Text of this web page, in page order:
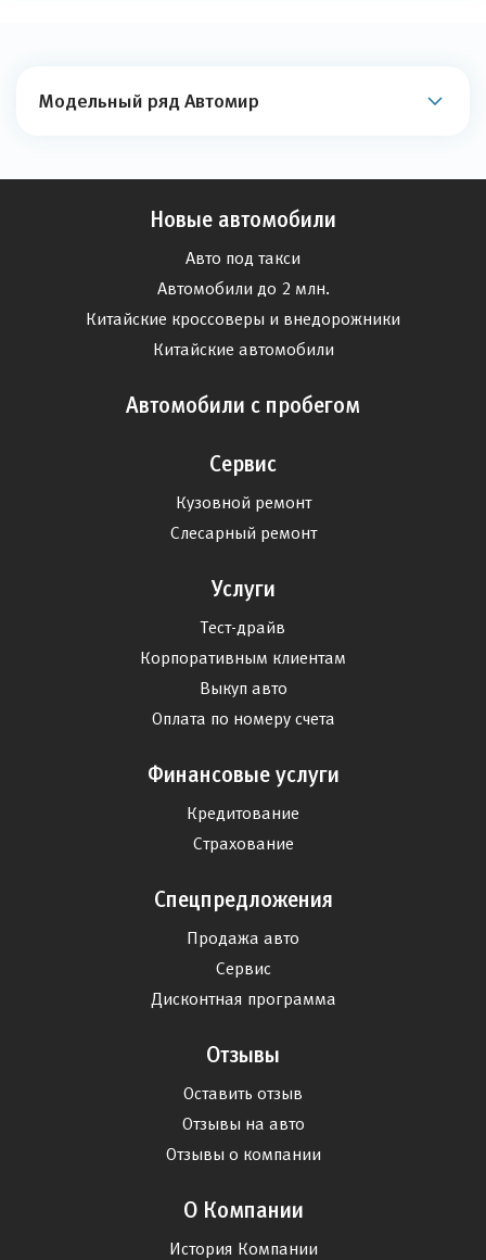
Модельный ряд Автомир
Новые автомобили
Авто под такси
Автомобили до 2 млн.
Китайские кроссоверы и внедорожники
Китайские автомобили
Автомобили с пробегом
Сервис
Кузовной ремонт
Слесарный ремонт
Услуги
Тест-драйв
Корпоративным клиентам
Выкуп авто
Оплата по номеру счета
Финансовые услуги
Кредитование
Страхование
Спецпредложения
Продажа авто
Сервис
Дисконтная программа
Отзывы
Оставить отзыв
Отзывы на авто
Отзывы о компании
О Компании
История Компании